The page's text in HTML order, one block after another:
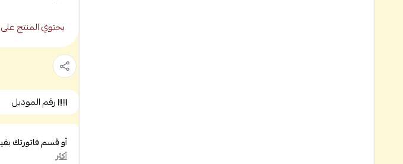
يحتوي المنتج
رقم الموديل
أو قسم فاتورتك
أكثر